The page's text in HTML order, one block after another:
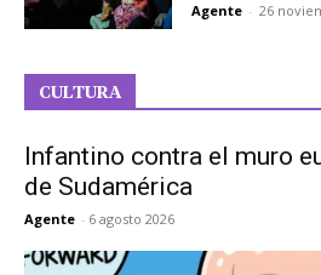
Agente - 26
CULTURA
Infantino contra el muro
de Sudamérica
Agente - 6 agosto 2026